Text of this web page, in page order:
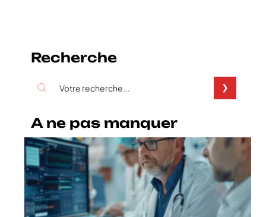
Recherche
A ne pas manquer